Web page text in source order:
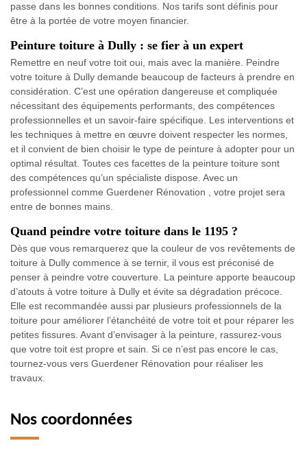
passe dans les bonnes conditions. Nos tarifs sont définis pour
être à la portée de votre moyen financier.
Peinture toiture à Dully : se fier à un expert
Remettre en neuf votre toit oui, mais avec la manière. Peindre
votre toiture à Dully demande beaucoup de facteurs à prendre en
considération. C’est une opération dangereuse et compliquée
nécessitant des équipements performants, des compétences
professionnelles et un savoir-faire spécifique. Les interventions et
les techniques à mettre en œuvre doivent respecter les normes,
et il convient de bien choisir le type de peinture à adopter pour un
optimal résultat. Toutes ces facettes de la peinture toiture sont
des compétences qu’un spécialiste dispose. Avec un
professionnel comme Guerdener Rénovation , votre projet sera
entre de bonnes mains.
Quand peindre votre toiture dans le 1195 ?
Dès que vous remarquerez que la couleur de vos revêtements de
toiture à Dully commence à se ternir, il vous est préconisé de
penser à peindre votre couverture. La peinture apporte beaucoup
d’atouts à votre toiture à Dully et évite sa dégradation précoce.
Elle est recommandée aussi par plusieurs professionnels de la
toiture pour améliorer l’étanchéité de votre toit et pour réparer les
petites fissures. Avant d’envisager à la peinture, rassurez-vous
que votre toit est propre et sain. Si ce n’est pas encore le cas,
tournez-vous vers Guerdener Rénovation pour réaliser les
travaux.
Nos coordonnées